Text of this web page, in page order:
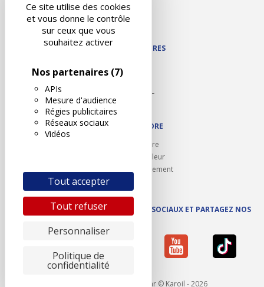
Ce site utilise des cookies
et vous donne le contrôle
sur ceux que vous
souhaitez activer
Nos partenaires (7)
APIs
Mesure d'audience
Régies publicitaires
Réseaux sociaux
Vidéos
Tout accepter
Tout refuser
Personnaliser
Politique de
confidentialité
Contact
NOS PARTENAIRES
Autodidact
Karoil
Autovision PL
Motovision
NOUS REJOINDRE
Ouvrir un centre
Devenez contrôleur
Carrières et recrutement
SUIVEZ AUTOVISION SUR LES RÉSEAUX SOCIAUX ET PARTAGEZ NOS
- Réalisé par © Karoil - 2026